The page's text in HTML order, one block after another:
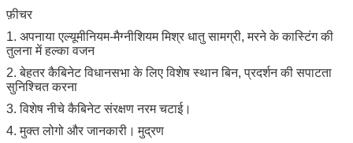
फ़ीचर
1. अपनाया एल्यूमीनियम-मैग्नीशियम मिश्र धातु सामग्री, मरने के कास्टिंग की
तुलना में हल्का वजन
2. बेहतर कैबिनेट विधानसभा के लिए विशेष स्थान बिन, प्रदर्शन की सपाटता
सुनिश्चित करना
3. विशेष नीचे कैबिनेट संरक्षण नरम चटाई।
4. मुक्त लोगो और जानकारी। मुद्रण